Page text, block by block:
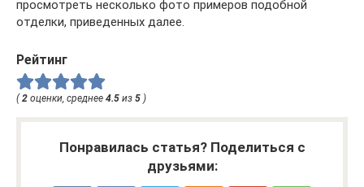
просмотреть несколько фото примеров подобной
отделки, приведенных далее.
Рейтинг
( 2 оценки, среднее 4.5 из 5 )
Понравилась статья? Поделиться с
друзьями: